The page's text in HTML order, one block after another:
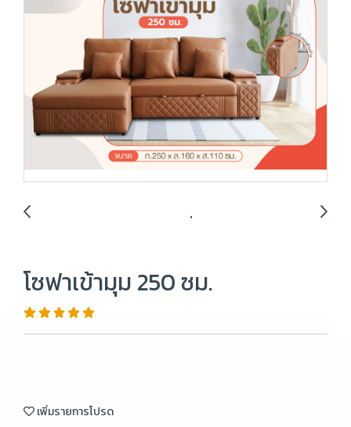
โซฟาเข้ามุม 250 ซม.
เพิ่มรายการโปรด